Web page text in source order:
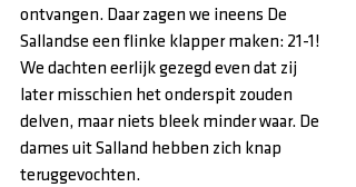
ontvangen. Daar zagen we ineens De
Sallandse een flinke klapper maken: 21-1!
We dachten eerlijk gezegd even dat zij
later misschien het onderspit zouden
delven, maar niets bleek minder waar. De
dames uit Salland hebben zich knap
teruggevochten.